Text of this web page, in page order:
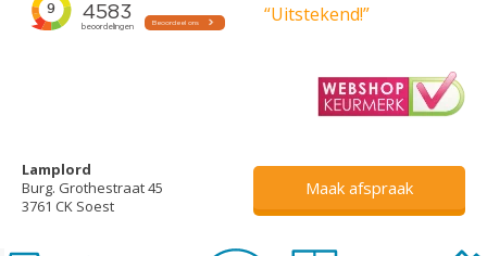
“Uitstekend!”
Lamplord
Burg. Grothestraat 45
3761 CK Soest
Maak afspraak